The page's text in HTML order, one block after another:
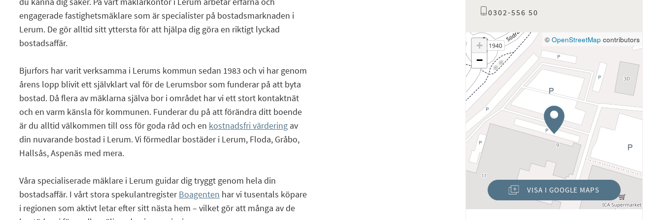
engagerade fastighetsmäklare som är specialister på bostadsmarknaden i
Lerum. De gör alltid sitt yttersta för att hjälpa dig göra en riktigt lyckad
bostadsaffär.
Bjurfors har varit verksamma i Lerums kommun sedan 1983 och vi har genom
årens lopp blivit ett självklart val för de Lerumsbor som funderar på att byta
bostad. Då flera av mäklarna själva bor i området har vi ett stort kontaktnät
och en varm känsla för kommunen. Funderar du på att förändra ditt boende
är du alltid välkommen till oss för goda råd och en kostnadsfri värdering av
din nuvarande bostad i Lerum. Vi förmedlar bostäder i Lerum, Floda, Gråbo,
Hallsås, Aspenäs med mera.
Våra specialiserade mäklare i Lerum guidar dig tryggt genom hela din
bostadsaffär. I vårt stora spekulantregisterBoagenten har vi tusentals köpare
i regionen som aktivt letar efter sitt nästa hem – vilket gör att många av de
0302-556 50
+
−
© OpenStreetMap contributors
VISA I GOOGLE MAPS
(ÖPPNAS I NYTT FÖNSTER)